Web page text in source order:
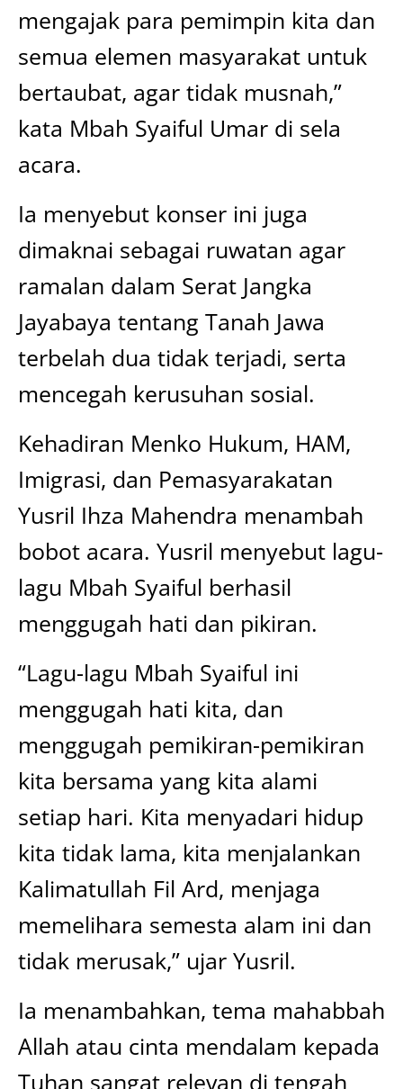
mengajak para pemimpin kita dan
semua elemen masyarakat untuk
bertaubat, agar tidak musnah,”
kata Mbah Syaiful Umar di sela
acara.
Ia menyebut konser ini juga
dimaknai sebagai ruwatan agar
ramalan dalam Serat Jangka
Jayabaya tentang Tanah Jawa
terbelah dua tidak terjadi, serta
mencegah kerusuhan sosial.
Kehadiran Menko Hukum, HAM,
Imigrasi, dan Pemasyarakatan
Yusril Ihza Mahendra menambah
bobot acara. Yusril menyebut lagu-
lagu Mbah Syaiful berhasil
menggugah hati dan pikiran.
“Lagu-lagu Mbah Syaiful ini
menggugah hati kita, dan
menggugah pemikiran-pemikiran
kita bersama yang kita alami
setiap hari. Kita menyadari hidup
kita tidak lama, kita menjalankan
Kalimatullah Fil Ard, menjaga
memelihara semesta alam ini dan
tidak merusak,” ujar Yusril.
Ia menambahkan, tema mahabbah
Allah atau cinta mendalam kepada
Tuhan sangat relevan di tengah